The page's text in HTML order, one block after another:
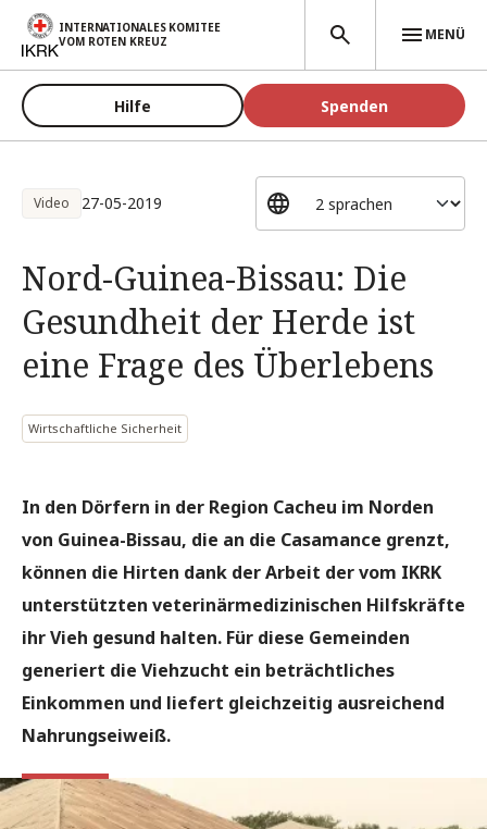
Direkt zum Inhalt
INTERNATIONALES KOMITEE
VOM ROTEN KREUZ
MENÜ
Hilfe Spenden
Video 27-05-2019
Nord-Guinea-Bissau: Die
Gesundheit der Herde ist
eine Frage des Überlebens
Wirtschaftliche Sicherheit
In den Dörfern in der Region Cacheu im Norden
von Guinea-Bissau, die an die Casamance grenzt,
können die Hirten dank der Arbeit der vom IKRK
unterstützten veterinärmedizinischen Hilfskräfte
ihr Vieh gesund halten. Für diese Gemeinden
generiert die Viehzucht ein beträchtliches
Einkommen und liefert gleichzeitig ausreichend
Nahrungseiweiß.